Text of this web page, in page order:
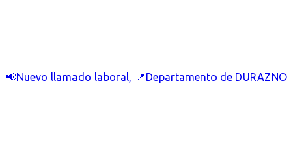
📢Nuevo llamado laboral, 📍Departamento de DURAZNO